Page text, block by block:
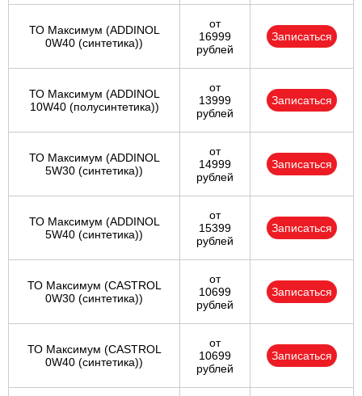
ТО Максимум (ADDINOL
0W40 (синтетика))
от
16999
рублей
Записаться
ТО Максимум (ADDINOL
10W40 (полусинтетика))
от
13999
рублей
Записаться
ТО Максимум (ADDINOL
5W30 (синтетика))
от
14999
рублей
Записаться
ТО Максимум (ADDINOL
5W40 (синтетика))
от
15399
рублей
Записаться
ТО Максимум (CASTROL
0W30 (синтетика))
от
10699
рублей
Записаться
ТО Максимум (CASTROL
0W40 (синтетика))
от
10699
рублей
Записаться